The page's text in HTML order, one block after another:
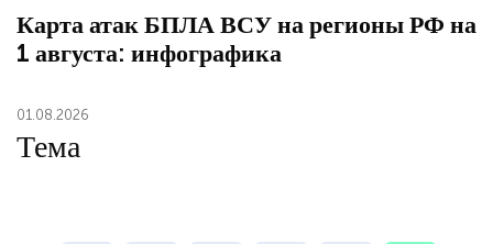
Карта атак БПЛА ВСУ на регионы РФ на
1 августа: инфографика
01.08.2026
Тема